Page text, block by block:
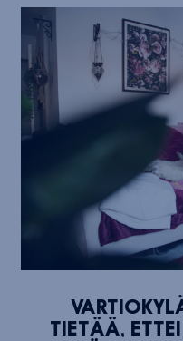
TIETÄÄ, ETTEI